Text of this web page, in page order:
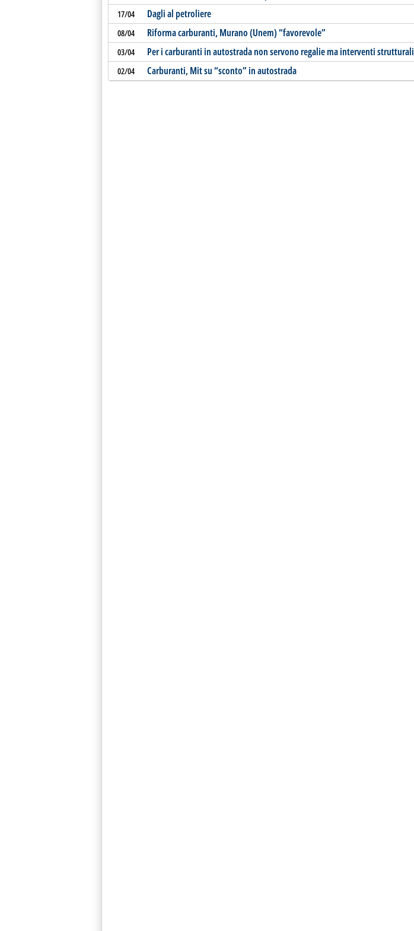
17/04 Dagli al petroliere
08/04 Riforma carburanti, Murano (Unem) “favorevole”
03/04 Per i carburanti in autostrada non servono regalie ma interventi strutturali
02/04 Carburanti, Mit su “sconto” in autostrada